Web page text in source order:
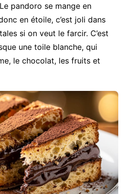
pandoro se mange en
en étoile, c’est joli dans
si on veut le farcir. C’est
une toile blanche, qui
le chocolat, les fruits et